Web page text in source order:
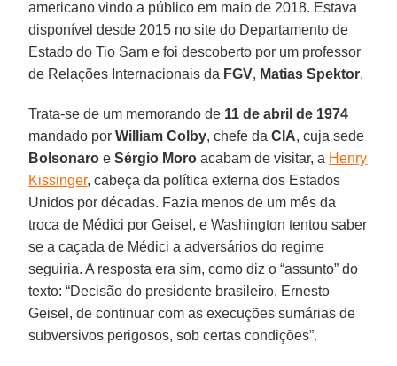
americano vindo a público em maio de 2018. Estava
disponível desde 2015 no site do Departamento de
Estado do Tio Sam e foi descoberto por um professor
de Relações Internacionais da FGV, Matias Spektor.
Trata-se de um memorando de 11 de abril de 1974
mandado porWilliam Colby, chefe daCIA, cuja sede
Bolsonaro eSérgio Moro acabam de visitar, a Henry
Kissinger, cabeça da política externa dos Estados
Unidos por décadas. Fazia menos de um mês da
troca de Médici por Geisel, e Washington tentou saber
se a caçada de Médici a adversários do regime
seguiria. A resposta era sim, como diz o “assunto” do
texto: “Decisão do presidente brasileiro, Ernesto
Geisel, de continuar com as execuções sumárias de
subversivos perigosos, sob certas condições”.